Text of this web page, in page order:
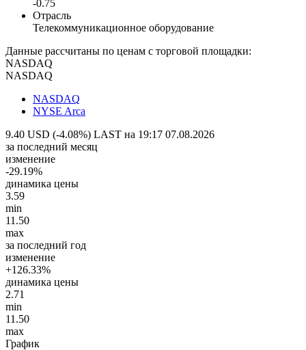
-0.75
Отрасль
Телекоммуникационное оборудование
Данные рассчитаны по ценам с торговой площадки:
NASDAQ
NASDAQ
NASDAQ
NYSE Arca
9.40 USD (-4.08%) LAST на 19:17 07.08.2026
за последний месяц
изменение
-29.19%
динамика цены
3.59
min
11.50
max
за последний год
изменение
+126.33%
динамика цены
2.71
min
11.50
max
График